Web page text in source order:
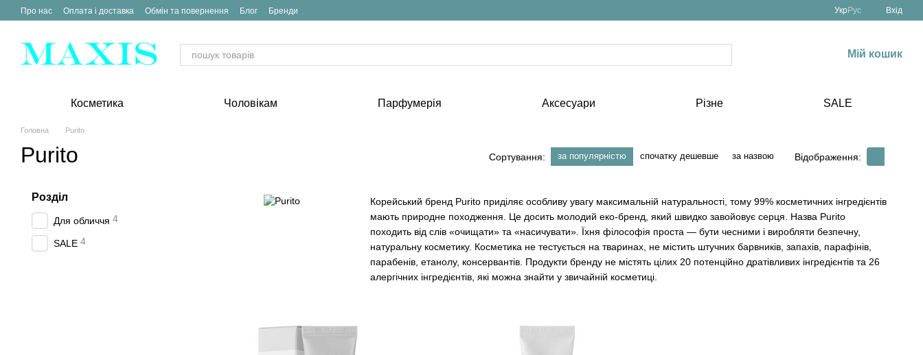
Перейти до основного контенту
Про нас Оплата і доставка Обмін та повернення Блог Бренди Укр Рус Вхід
Мій кошик
Косметика Чоловікам Парфумерія Аксесуари Різне SALE
Головна Purito
Purito Сортування: за популярністю спочатку дешевше за назвою Відображення:
Корейський бренд Purito приділяє особливу увагу максимальній натуральності, тому 99% косметичних інгредієнтів
мають природне походження. Це досить молодий еко-бренд, який швидко завойовує серця. Назва Purito
походить від слів «очищати» та «насичувати». Їхня філософія проста — бути чесними і виробляти безпечну,
натуральну косметику. Косметика не тестується на тваринах, не містить штучних барвників, запахів, парафінів,
парабенів, етанолу, консервантів. Продукти бренду не містять цілих 20 потенційно дратівливих інгредієнтів та 26
алергічних інгредієнтів, які можна знайти у звичайній косметиці.
Розділ
Для обличчя 4
SALE 4